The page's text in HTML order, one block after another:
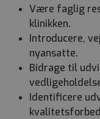
Være faglig
klinikken.
Introducere,
nyansatte.
Bidrage til
Identificere